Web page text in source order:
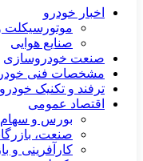
اخبار خودرو
موتورسیکلت
صنایع هوایی
صنعت خودروسازی
مشخصات فنی
ترفند و تکنیک خودرو
اقتصاد عمومی
بورس و
صنعت،
کارآفرینی و